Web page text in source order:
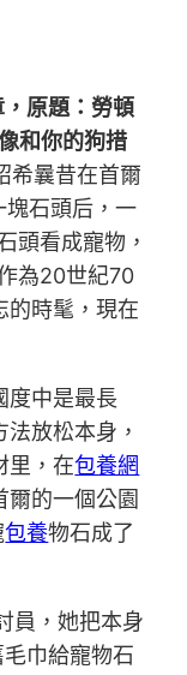
原題：勞頓
和你的狗措
希曩昔在首爾
塊石頭后，一
頭看成寵物，
為20世紀70
的時髦，現在
度中是最長
放松本身，
里，在包養網
爾的一個公園
包養物石成了
員，她把本身
巾給寵物石